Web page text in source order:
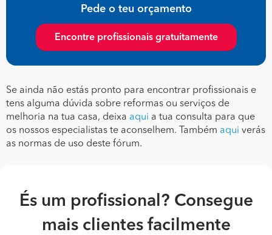
Pede o teu orçamento
Encontre profissionais gratuitamente
Se ainda não estás pronto para encontrar profissionais e
tens alguma dúvida sobre reformas ou serviços de
melhoria na tua casa, deixa aqui a tua consulta para que
os nossos especialistas te aconselhem. Também aqui verás
as normas de uso deste fórum.
És um profissional? Consegue
mais clientes facilmente